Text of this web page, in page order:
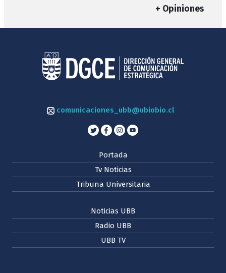
+ Opiniones
comunicaciones_ubb@ubiobio.cl
Portada
Tv Noticias
Tribuna Universitaria
Noticias UBB
Radio UBB
UBB TV